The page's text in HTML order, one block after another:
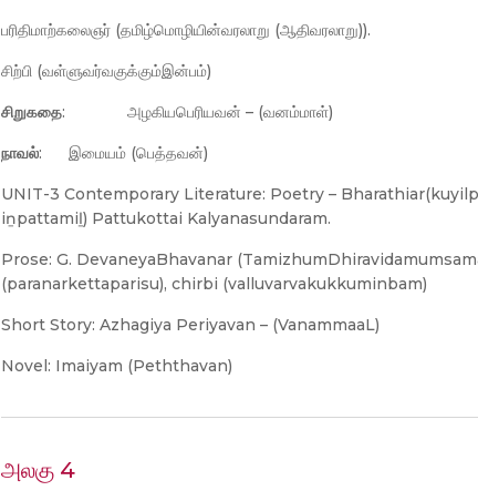
பரிதிமாற்கலைஞர் (தமிழ்மொழியின்வரலாறு (ஆதிவரலாறு)).
சிற்பி (வள்ளுவர்வகுக்கும்இன்பம்)
சிறுகதை: அழகியபெரியவன் – (வனம்மாள்)
நாவல்: இமையம் (பெத்தவன்)
UNIT-3 Contemporary Literature: Poetry –
iṉpattamiḻ) Pattukottai Kalyanasundaram.
Prose: G. DevaneyaBhavanar
(paranarkettaparisu), chirbi (valluvarvakukkuminbam)
Short Story: Azhagiya Periyavan – (VanammaaL)
Novel: Imaiyam (Peththavan)
அலகு 4